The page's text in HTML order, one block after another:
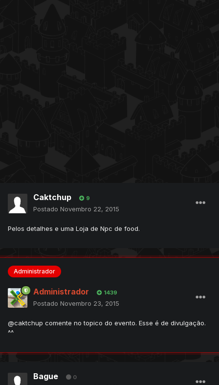
Caktchup 9
Postado Novembro 22, 2015
Pelos detalhes e uma Loja de Npc de food.
Administrador
Administrador 1439
Postado Novembro 23, 2015
@caktchup comente no topico do evento. Esse é de divulgação.
^^
Bague 0